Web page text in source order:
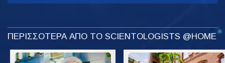
ΠΕΡΙΣΣΟΤΕΡΑ ΑΠΟ ΤΟ SCIENTOLOGISTS @HOME